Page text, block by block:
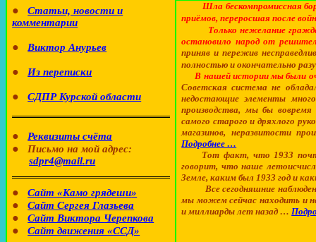
●
Статьи, новости и
комментарии
● Виктор Анурьев
● Из переписки
● СДПР Курской области
● Реквизиты счёта
●
Письмо на мой адрес:
sdpr4@mail.ru
● Сайт «Камогрядеши»
● Сайт Сергея Глазьева
● Сайт Виктора Черепкова
● Сайт движения «ССД»
Шла бескомпромиссная
приёмов, переросшая после
Только нежелание
остановило народ от
приняв и пережив
полностью и окончательно
В нашей истории мы были
Советская система не
недостающие элементы
производства, мы бы
самого старого и дряхлого
магазинов, неразвитости
Подробнее …
Тот факт, что 1933
говорит, что наше
Земле, каким был 1933 год и
Все сегодняшние
мы можем сейчас находить и
и миллиарды лет назад …